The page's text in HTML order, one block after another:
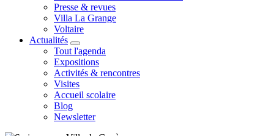
Presse & revues
Villa La Grange
Voltaire
Actualités
Tout l'agenda
Expositions
Activités & rencontres
Visites
Accueil scolaire
Blog
Newsletter